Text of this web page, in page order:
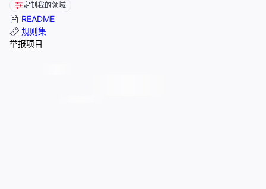
定制我的领域
README
规则集
举报项目